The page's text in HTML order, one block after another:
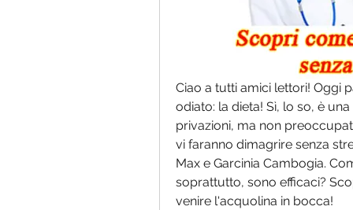
Ciao a tutti amici lettori! Oggi
odiato: la dieta! Sì, lo so, è
privazioni, ma non
vi faranno dimagrire senza
Max e Garcinia Cambogia.
soprattutto, sono efficaci?
venire l'acquolina in bocca!